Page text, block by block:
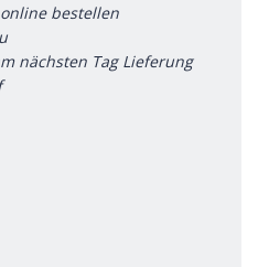
bestellen
nächsten Tag Lieferung